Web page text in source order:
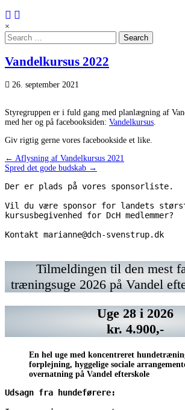
×
Search
for:
Vandelkursus 2022
26. september 2021
Styregruppen er i fuld gang med planlægning af
med her og på facebooksiden: Vandelkursus
Giv rigtig gerne vores facebookside et like.
Indlægsnavigation
← Aflysning af Vandelkursus 2021
Spred det gode budskab →
Der er plads på vores sponsorliste.
Vil du være sponsor for landets
kursusbegivenhed for DcH medlemmer?
Kontakt marianne@dch-svenstrup.dk
svenstrup.dk
have
din
annonce
her?
Kontakt
marianne@dch-
svenstrup.dk
svenstrup.dk
have
din
annonce
her?
Kontakt
marianne@dch-
svenstrup.dk
Tilmeldingen til den mest
træningsuge 2026 på Vandel
Uge 28 i 2026
kr. 4.900,-
En hel uge med koncentreret
forplejning, hyggelige sociale
overnatning på Vandel efterskole
Udsagn fra hundeførere: